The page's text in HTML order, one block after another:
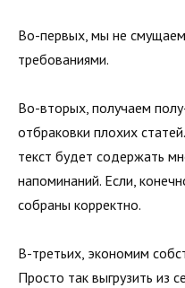
Во-первых, мы не
требованиями.
Во-вторых, получаем
отбраковки плохих
текст будет содержать
напоминаний. Если,
собраны корректно.
В-третьих, экономим
Просто так выгрузить из